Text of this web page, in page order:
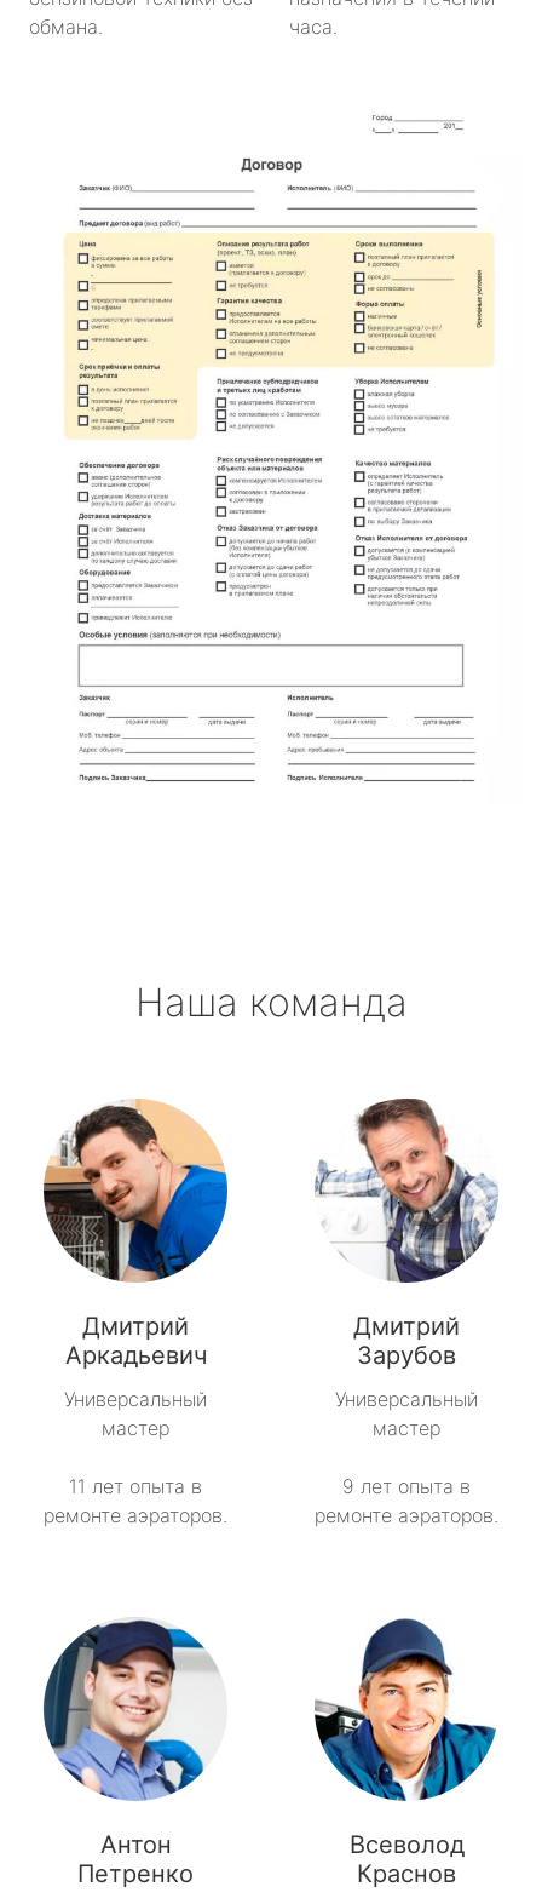
обмана.
часа.
Наша команда
Дмитрий
Аркадьевич
Универсальный
мастер
11 лет опыта в
ремонте аэраторов.
Дмитрий
Зарубов
Универсальный
мастер
9 лет опыта в
ремонте аэраторов.
Антон
Петренко
Всеволод
Краснов